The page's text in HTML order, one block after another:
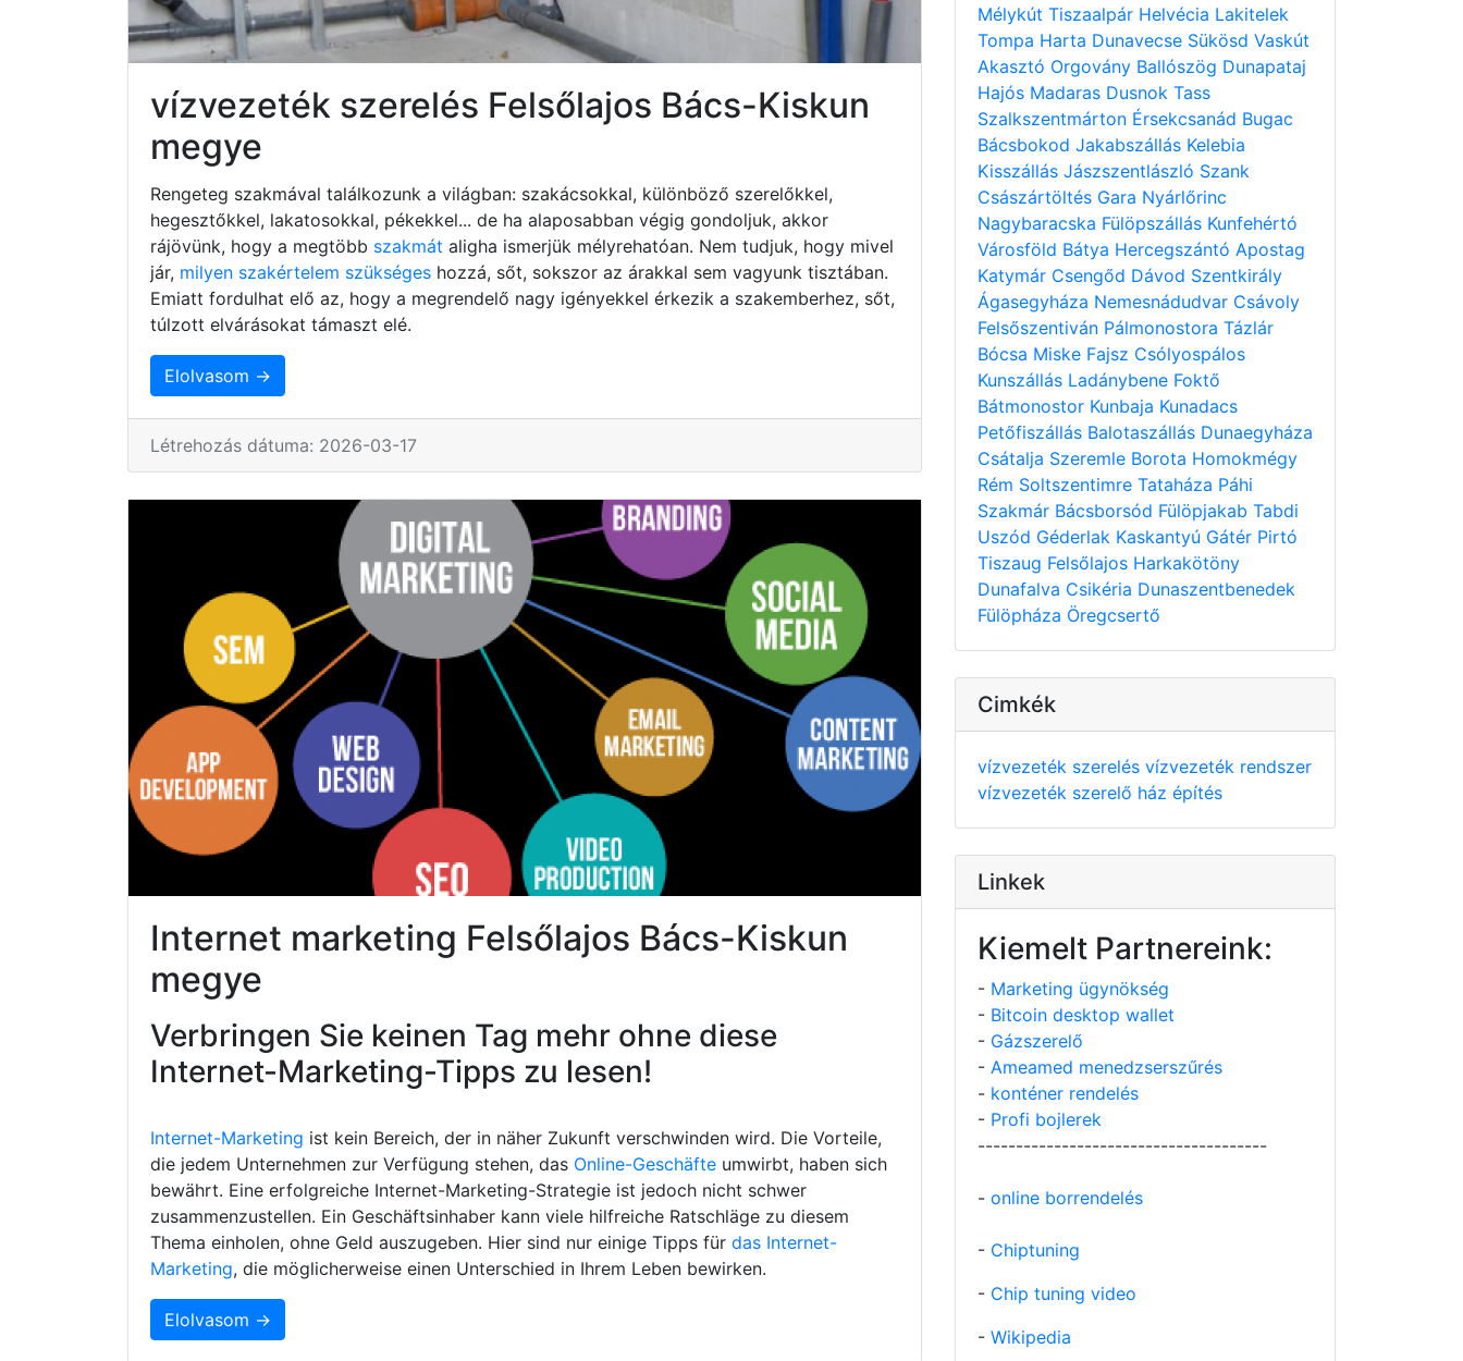
vízvezeték szerelés Felsőlajos Bács-Kiskun
megye
Rengeteg szakmával találkozunk a világban: szakácsokkal, különböző szerelőkkel,
hegesztőkkel, lakatosokkal, pékekkel... de ha alaposabban végig gondoljuk, akkor
rájövünk, hogy a megtöbb szakmát aligha ismerjük mélyrehatóan. Nem tudjuk, hogy mivel
jár, milyen szakértelem szükséges hozzá, sőt, sokszor az árakkal sem vagyunk tisztában.
Emiatt fordulhat elő az, hogy a megrendelő nagy igényekkel érkezik a szakemberhez, sőt,
túlzott elvárásokat támaszt elé.
Elolvasom →
Létrehozás dátuma: 2026-03-17
Internet marketing Felsőlajos Bács-Kiskun
megye
Verbringen Sie keinen Tag mehr ohne diese
Internet-Marketing-Tipps zu lesen!
Internet-Marketing ist kein Bereich, der in näher Zukunft verschwinden wird. Die Vorteile,
die jedem Unternehmen zur Verfügung stehen, das Online-Geschäfte umwirbt, haben sich
bewährt. Eine erfolgreiche Internet-Marketing-Strategie ist jedoch nicht schwer
zusammenzustellen. Ein Geschäftsinhaber kann viele hilfreiche Ratschläge zu diesem
Thema einholen, ohne Geld auszugeben. Hier sind nur einige Tipps für das Internet-
Marketing, die möglicherweise einen Unterschied in Ihrem Leben bewirken.
Elolvasom →
Mélykút Tiszaalpár Helvécia Lakitelek
Tompa Harta Dunavecse Sükösd Vaskút
Akasztó Orgovány Ballószög Dunapataj
Hajós Madaras Dusnok Tass
Szalkszentmárton Érsekcsanád Bugac
Bácsbokod Jakabszállás Kelebia
Kisszállás Jászszentlászló Szank
Császártöltés Gara Nyárlőrinc
Nagybaracska Fülöpszállás Kunfehértó
Városföld Bátya Hercegszántó Apostag
Katymár Csengőd Dávod Szentkirály
Ágasegyháza Nemesnádudvar Csávoly
Felsőszentiván Pálmonostora Tázlár
Bócsa Miske Fajsz Csólyospálos
Kunszállás Ladánybene Foktő
Bátmonostor Kunbaja Kunadacs
Petőfiszállás Balotaszállás Dunaegyháza
Csátalja Szeremle Borota Homokmégy
Rém Soltszentimre Tataháza Páhi
Szakmár Bácsborsód Fülöpjakab Tabdi
Uszód Géderlak Kaskantyú Gátér Pirtó
Tiszaug Felsőlajos Harkakötöny
Dunafalva Csikéria Dunaszentbenedek
Fülöpháza Öregcsertő
Cimkék
vízvezeték szerelés vízvezeték rendszer
vízvezeték szerelő ház építés
Linkek
Kiemelt Partnereink:
- Marketing ügynökség
- Bitcoin desktop wallet
- Gázszerelő
- Ameamed menedzserszűrés
- konténer rendelés
- Profi bojlerek
--------------------------------------
- online borrendelés
- Chiptuning
- Chip tuning video
- Wikipedia